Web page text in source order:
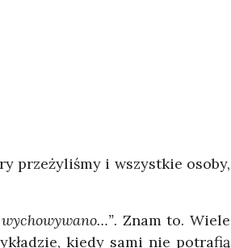
przeżyliśmy i wszystkie osoby,
. Znam to. Wiele
kiedy sami nie potrafią